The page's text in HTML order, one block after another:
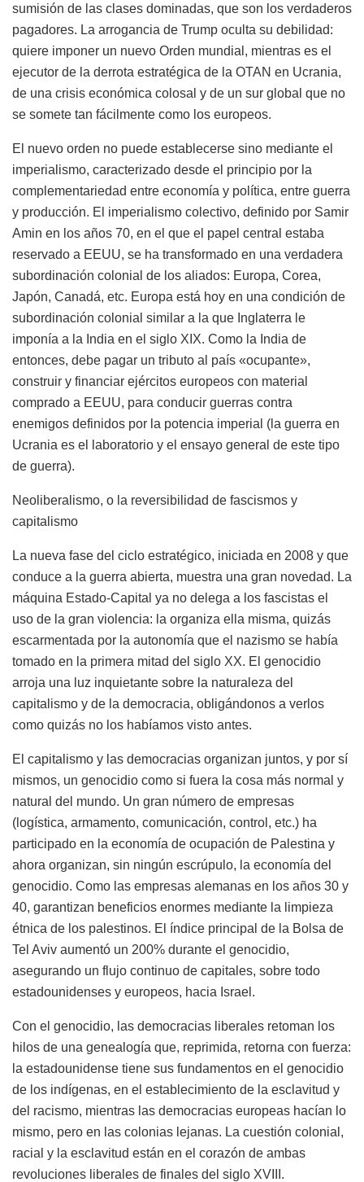
sumisión de las clases dominadas, que son los verdaderos
pagadores. La arrogancia de Trump oculta su debilidad:
quiere imponer un nuevo Orden mundial, mientras es el
ejecutor de la derrota estratégica de la OTAN en Ucrania,
de una crisis económica colosal y de un sur global que no
se somete tan fácilmente como los europeos.
El nuevo orden no puede establecerse sino mediante el
imperialismo, caracterizado desde el principio por la
complementariedad entre economía y política, entre guerra
y producción. El imperialismo colectivo, definido por Samir
Amin en los años 70, en el que el papel central estaba
reservado a EEUU, se ha transformado en una verdadera
subordinación colonial de los aliados: Europa, Corea,
Japón, Canadá, etc. Europa está hoy en una condición de
subordinación colonial similar a la que Inglaterra le
imponía a la India en el siglo XIX. Como la India de
entonces, debe pagar un tributo al país «ocupante»,
construir y financiar ejércitos europeos con material
comprado a EEUU, para conducir guerras contra
enemigos definidos por la potencia imperial (la guerra en
Ucrania es el laboratorio y el ensayo general de este tipo
de guerra).
Neoliberalismo, o la reversibilidad de fascismos y
capitalismo
La nueva fase del ciclo estratégico, iniciada en 2008 y que
conduce a la guerra abierta, muestra una gran novedad. La
máquina Estado-Capital ya no delega a los fascistas el
uso de la gran violencia: la organiza ella misma, quizás
escarmentada por la autonomía que el nazismo se había
tomado en la primera mitad del siglo XX. El genocidio
arroja una luz inquietante sobre la naturaleza del
capitalismo y de la democracia, obligándonos a verlos
como quizás no los habíamos visto antes.
El capitalismo y las democracias organizan juntos, y por sí
mismos, un genocidio como si fuera la cosa más normal y
natural del mundo. Un gran número de empresas
(logística, armamento, comunicación, control, etc.) ha
participado en la economía de ocupación de Palestina y
ahora organizan, sin ningún escrúpulo, la economía del
genocidio. Como las empresas alemanas en los años 30 y
40, garantizan beneficios enormes mediante la limpieza
étnica de los palestinos. El índice principal de la Bolsa de
Tel Aviv aumentó un 200% durante el genocidio,
asegurando un flujo continuo de capitales, sobre todo
estadounidenses y europeos, hacia Israel.
Con el genocidio, las democracias liberales retoman los
hilos de una genealogía que, reprimida, retorna con fuerza:
la estadounidense tiene sus fundamentos en el genocidio
de los indígenas, en el establecimiento de la esclavitud y
del racismo, mientras las democracias europeas hacían lo
mismo, pero en las colonias lejanas. La cuestión colonial,
racial y la esclavitud están en el corazón de ambas
revoluciones liberales de finales del siglo XVIII.